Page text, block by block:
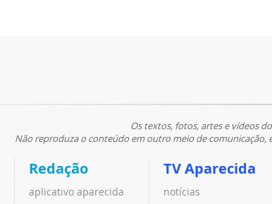
Os textos, fotos, artes e vídeos
Não reproduza o conteúdo em outro meio de comunicação,
Redação
aplicativo aparecida
TV Aparecida
notícias